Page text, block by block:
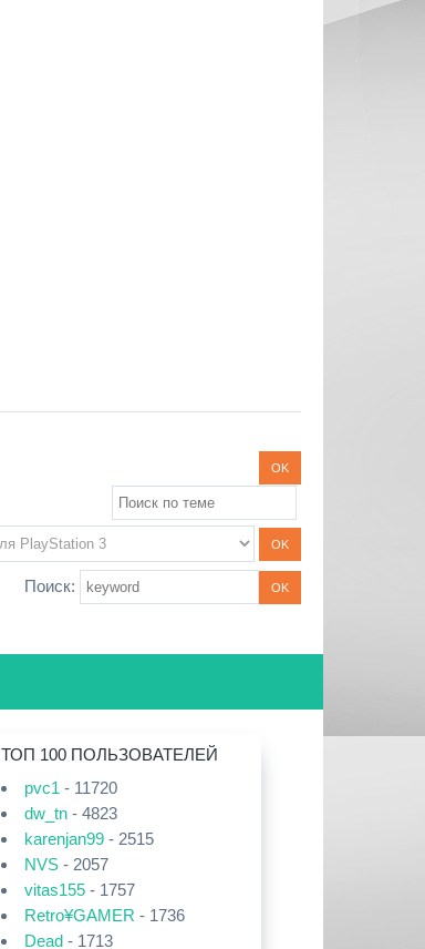
Поиск:
ТОП 100 ПОЛЬЗОВАТЕЛЕЙ
pvc1 - 11720
dw_tn - 4823
karenjan99 - 2515
NVS - 2057
vitas155 - 1757
Retro¥GAMER - 1736
Dead - 1713